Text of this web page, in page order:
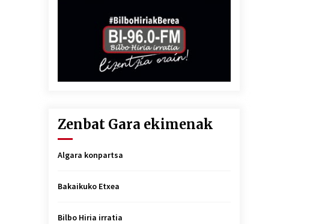
Zenbat Gara ekimenak
Algara konpartsa
Bakaikuko Etxea
Bilbo Hiria irratia